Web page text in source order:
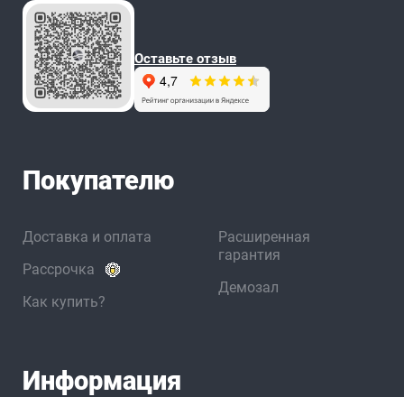
Оставьте отзыв
Покупателю
Доставка и оплата
Рассрочка
Как купить?
Расширенная
гарантия
Демозал
Информация